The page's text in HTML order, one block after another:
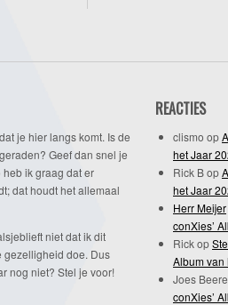
je hier langs komt. Is de
Geef dan snel je
ik graag dat er
dat houdt het allemaal
niet dat ik dit
gezelligheid doe. Dus
nog niet? Stel je voor!
REACTIES
clismo op
het Jaar
Rick Bop
het Jaar
Herr Meijer
conXies’
Rickop
Album van
Joes
conXies’